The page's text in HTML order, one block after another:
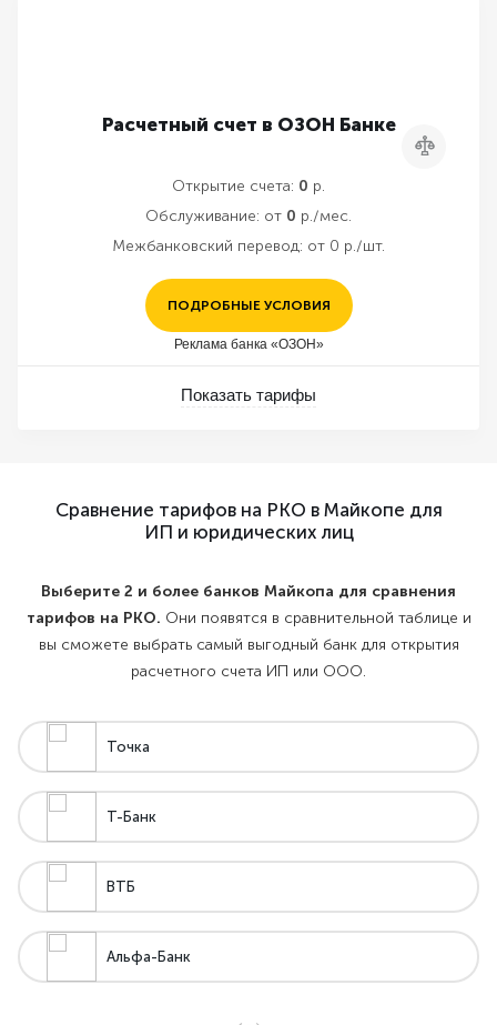
Расчетный счет в ОЗОН Банке
Сравнить
Открытие счета: 0 р.
Обслуживание: от 0 р./мес.
Межбанковский перевод: от 0 р./шт.
ПОДРОБНЫЕ УСЛОВИЯ
Реклама банка «ОЗОН»
Показать тарифы
Сравнение тарифов на РКО в Майкопе для
ИП и юридических лиц
Выберите 2 и более банков Майкопа для сравнения
тарифов на РКО. Они появятся в сравнительной таблице и
вы сможете выбрать самый выгодный банк для открытия
расчетного счета ИП или ООО.
Точка
Т-Банк
ВТБ
Альфа-Банк